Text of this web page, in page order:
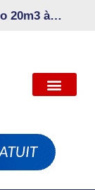
20m3 à